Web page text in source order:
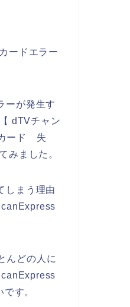
ードエラー
ーが発生す
dTVチャン
ード 失
みました。
しまう理由
んどの人に
す。